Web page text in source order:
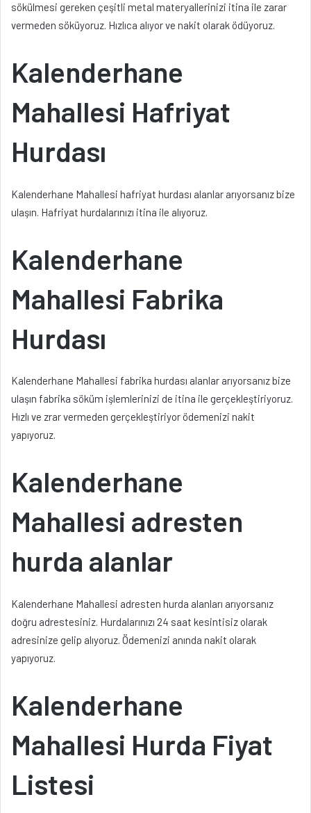
sökülmesi gereken çeşitli metal materyallerinizi itina ile zarar
vermeden söküyoruz. Hızlıca alıyor ve nakit olarak ödüyoruz.
Kalenderhane
Mahallesi Hafriyat
Hurdası
Kalenderhane Mahallesi hafriyat hurdası alanlar arıyorsanız bize
ulaşın. Hafriyat hurdalarınızı itina ile alıyoruz.
Kalenderhane
Mahallesi Fabrika
Hurdası
Kalenderhane Mahallesi fabrika hurdası alanlar arıyorsanız bize
ulaşın fabrika söküm işlemlerinizi de itina ile gerçekleştiriyoruz.
Hızlı ve zrar vermeden gerçekleştiriyor ödemenizi nakit
yapıyoruz.
Kalenderhane
Mahallesi adresten
hurda alanlar
Kalenderhane Mahallesi adresten hurda alanları arıyorsanız
doğru adrestesiniz. Hurdalarınızı 24 saat kesintisiz olarak
adresinize gelip alıyoruz. Ödemenizi anında nakit olarak
yapıyoruz.
Kalenderhane
Mahallesi Hurda Fiyat
Listesi